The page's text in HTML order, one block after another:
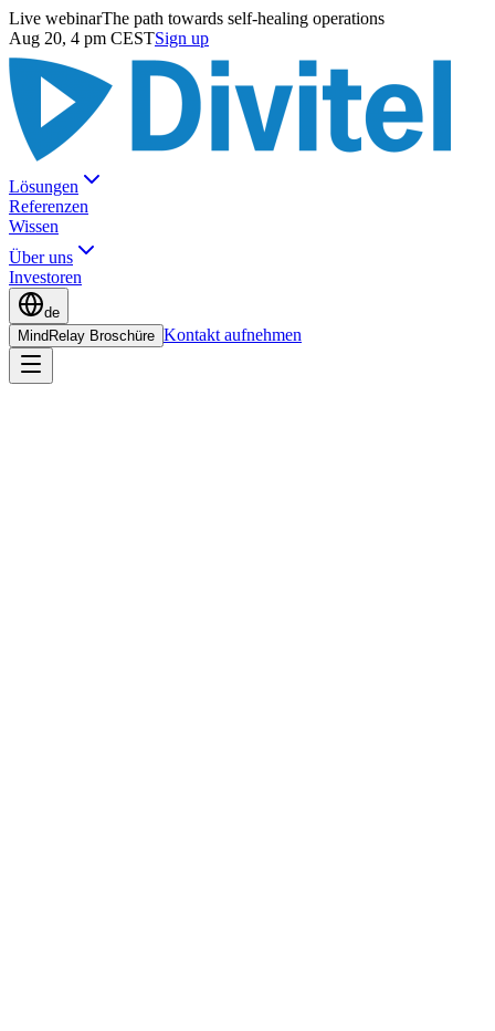
Live webinarThe path towards self-healing operations
Aug 20, 4 pm CESTSign up
Lösungen
Referenzen
Wissen
Über uns
Investoren
de
MindRelay Broschüre Kontakt aufnehmen